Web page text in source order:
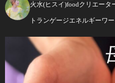
火水(ヒスイ)foodクリエー
トランゲージエネルギーワ